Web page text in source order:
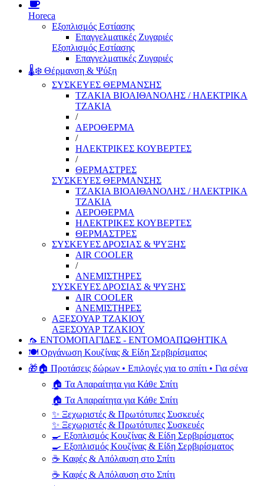
Horeca
Εξοπλισμός Εστίασης
Επαγγελματικές Ζυγαριές
Εξοπλισμός Εστίασης
Επαγγελματικές Ζυγαριές
🌡️❄️ Θέρμανση & Ψύξη
ΣΥΣΚΕΥΕΣ ΘΕΡΜΑΝΣΗΣ
ΤΖΑΚΙΑ ΒΙΟΑΙΘΑΝΟΛΗΣ / ΗΛΕΚΤΡΙΚΑ
ΤΖΑΚΙΑ
/
ΑΕΡΟΘΕΡΜΑ
/
ΗΛΕΚΤΡΙΚΕΣ ΚΟΥΒΕΡΤΕΣ
/
ΘΕΡΜΑΣΤΡΕΣ
ΣΥΣΚΕΥΕΣ ΘΕΡΜΑΝΣΗΣ
ΤΖΑΚΙΑ ΒΙΟΑΙΘΑΝΟΛΗΣ / ΗΛΕΚΤΡΙΚΑ
ΤΖΑΚΙΑ
ΑΕΡΟΘΕΡΜΑ
ΗΛΕΚΤΡΙΚΕΣ ΚΟΥΒΕΡΤΕΣ
ΘΕΡΜΑΣΤΡΕΣ
ΣΥΣΚΕΥΕΣ ΔΡΟΣΙΑΣ & ΨΥΞΗΣ
AIR COOLER
/
ΑΝΕΜΙΣΤΗΡΕΣ
ΣΥΣΚΕΥΕΣ ΔΡΟΣΙΑΣ & ΨΥΞΗΣ
AIR COOLER
ΑΝΕΜΙΣΤΗΡΕΣ
ΑΞΕΣΟΥΑΡ ΤΖΑΚΙΟΥ
ΑΞΕΣΟΥΑΡ ΤΖΑΚΙΟΥ
🦟 ΕΝΤΟΜΟΠΑΓΙΔΕΣ - ΕΝΤΟΜΟΑΠΩΘΗΤΙΚΑ
🍽️ Οργάνωση Κουζίνας & Είδη Σερβιρίσματος
🎁🏠 Προτάσεις δώρων • Επιλογές για το σπίτι • Για σένα
🏠 Τα Απαραίτητα για Κάθε Σπίτι
🏠 Τα Απαραίτητα για Κάθε Σπίτι
✨ Ξεχωριστές & Πρωτότυπες Συσκευές
✨ Ξεχωριστές & Πρωτότυπες Συσκευές
🍳 Εξοπλισμός Κουζίνας & Είδη Σερβιρίσματος
🍳 Εξοπλισμός Κουζίνας & Είδη Σερβιρίσματος
☕ Καφές & Απόλαυση στο Σπίτι
☕ Καφές & Απόλαυση στο Σπίτι